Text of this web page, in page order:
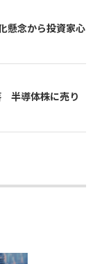
懸念から投資家心
半導体株に売り